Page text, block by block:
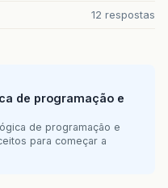
12 respostas
de programação e
de programação e
para começar a